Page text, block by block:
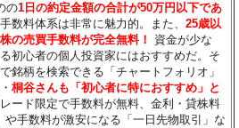
の1日の約定金額の合計が50万円以下であ
数料体系は非常に魅力的。また、25歳以
の売買手数料が完全無料！
資金が少な
初心者の個人投資家にはおすすめだ。そ
銘柄を検索できる「チャートフォリオ」
桐谷さんも「初心者に特におすすめ」と
ード限定で手数料が無料、金利・貸株料
手数料が激安になる「一日先物取引」な